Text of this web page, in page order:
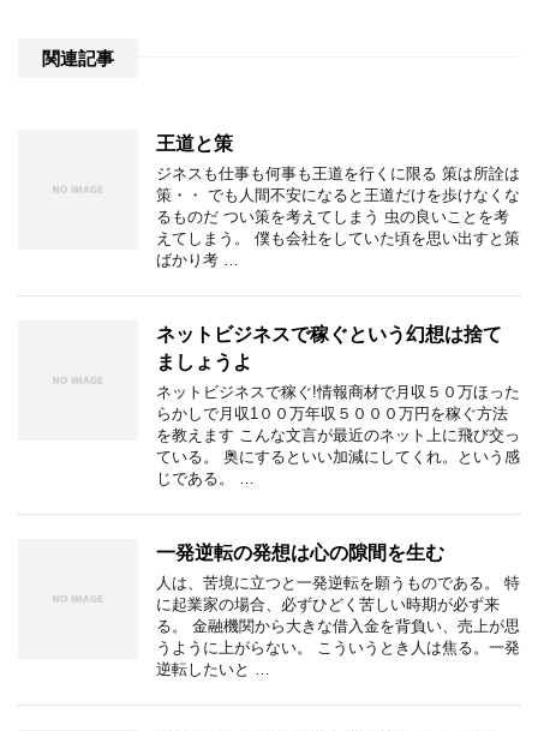
関連記事
王道と策
ジネスも仕事も何事も王道を行くに限る 策は所詮は
策・・ でも人間不安になると王道だけを歩けなくな
るものだ つい策を考えてしまう 虫の良いことを考
えてしまう。 僕も会社をしていた頃を思い出すと策
ばかり考 …
ネットビジネスで稼ぐという幻想は捨て
ましょうよ
ネットビジネスで稼ぐ!情報商材で月収５０万ほった
らかしで月収1００万年収５０００万円を稼ぐ方法
を教えます こんな文言が最近のネット上に飛び交っ
ている。 奥にするといい加減にしてくれ。という感
じである。 …
一発逆転の発想は心の隙間を生む
人は、苦境に立つと一発逆転を願うものである。 特
に起業家の場合、必ずひどく苦しい時期が必ず来
る。 金融機関から大きな借入金を背負い、売上が思
うように上がらない。 こういうとき人は焦る。一発
逆転したいと …